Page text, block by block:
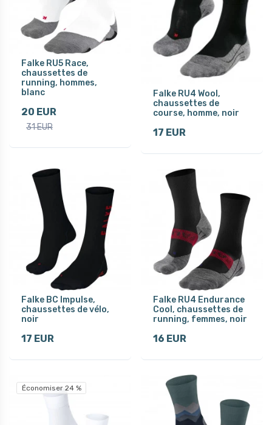
Falke RU5 Race,
chaussettes de
running, hommes,
blanc
20 EUR
31 EUR
Falke RU4 Wool,
chaussettes de
course, homme, noir
17 EUR
Falke BC Impulse,
chaussettes de vélo,
noir
17 EUR
Falke RU4 Endurance
Cool, chaussettes de
running, femmes, noir
16 EUR
Économiser 24 %